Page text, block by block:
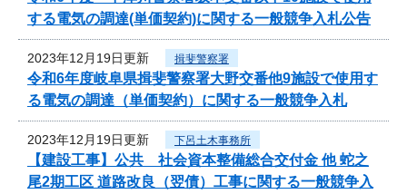
する電気の調達(単価契約)に関する一般競争入札公告
2023年12月19日更新 揖斐警察署
令和6年度岐阜県揖斐警察署大野交番他9施設で使用す
る電気の調達（単価契約）に関する一般競争入札
2023年12月19日更新 下呂土木事務所
【建設工事】公共 社会資本整備総合交付金 他 蛇之
尾2期工区 道路改良（翌債）工事に関する一般競争入